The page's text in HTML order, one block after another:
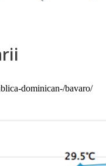
dominican-/bavaro/